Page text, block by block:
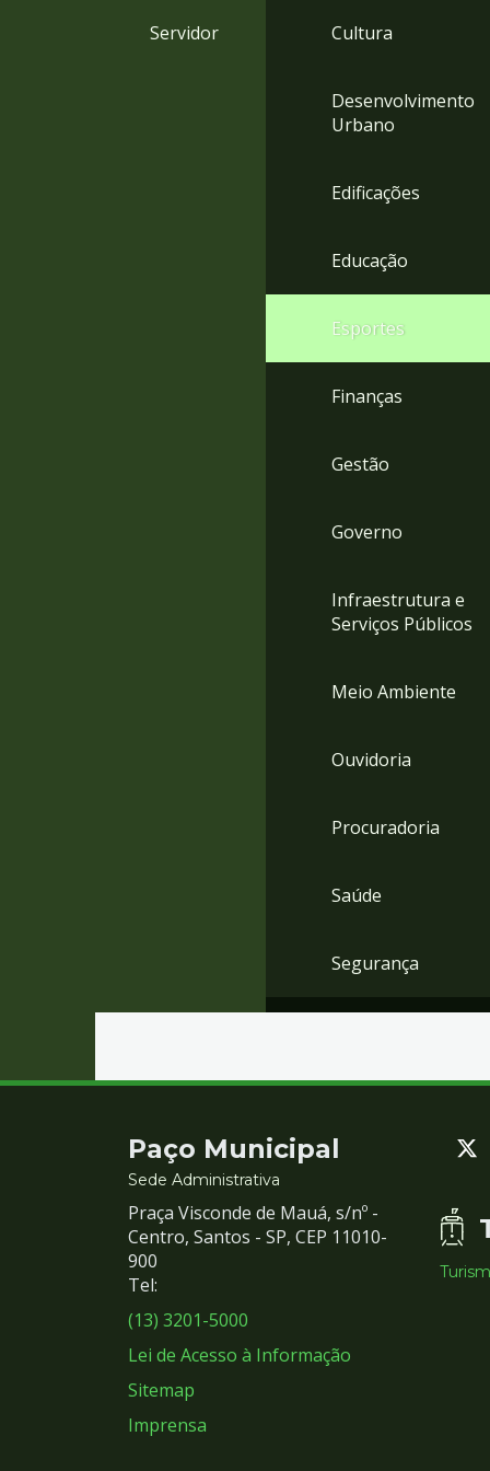
Servidor Cultura
Desenvolvimento
Urbano
Edificações
Educação
Esportes
Finanças
Gestão
Governo
Infraestrutura e
Serviços Públicos
Meio Ambiente
Ouvidoria
Procuradoria
Saúde
Segurança
Contato
e
Redes
Sociais
Paço Municipal
Sede Administrativa
Praça Visconde de Mauá, s/nº -
Centro, Santos - SP, CEP 11010-
900
Tel:
(13) 3201-5000
Lei de Acesso à Informação
Sitemap
Imprensa